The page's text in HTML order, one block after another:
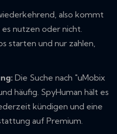
also kommt
nutzen oder nicht.
starten und nur zahlen,
Die Suche nach "uMobix
häufig. SpyHuman hält es
kündigen und eine
auf Premium.